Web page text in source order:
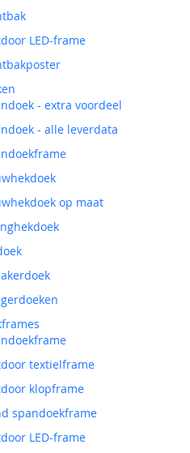
LED-frame
- extra voordeel
- alle leverdata
op maat
textielframe
klopframe
spandoekframe
LED-frame